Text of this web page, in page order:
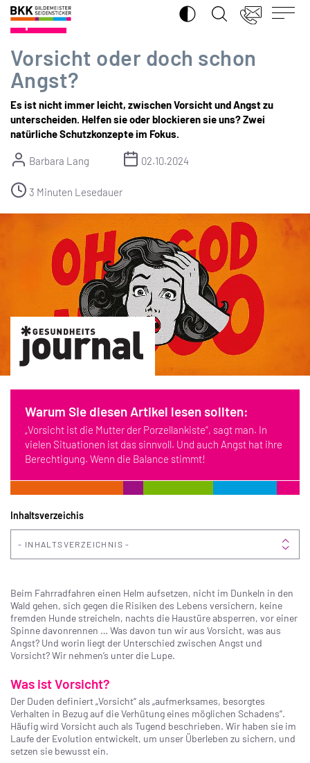
BKK
Gildemeister
SUCHE ÖFFNEN
Spezial
Vorsicht oder doch schon
Angst?
Es ist nicht immer leicht, zwischen Vorsicht und Angst zu
unterscheiden. Helfen sie oder blockieren sie uns? Zwei
natürliche Schutzkonzepte im Fokus.
Barbara Lang 02.10.2024
3 Minuten Lesedauer
Warum Sie diesen Artikel lesen sollten:
„Vorsicht ist die Mutter der Porzellankiste“, sagt man. In
vielen Situationen ist das sinnvoll. Und auch Angst hat ihre
Berechtigung. Wenn die Balance stimmt!
Inhaltsverzeichis
INHALTSVERZEICHNIS
Beim Fahrradfahren einen Helm aufsetzen, nicht im Dunkeln in den
Wald gehen, sich gegen die Risiken des Lebens versichern, keine
fremden Hunde streicheln, nachts die Haustüre absperren, vor einer
Spinne davonrennen … Was davon tun wir aus Vorsicht, was aus
Angst? Und worin liegt der Unterschied zwischen Angst und
Vorsicht? Wir nehmen’s unter die Lupe.
Was ist Vorsicht?
Der Duden definiert „Vorsicht“ als „aufmerksames, besorgtes
Verhalten in Bezug auf die Verhütung eines möglichen Schadens“.
Häufig wird Vorsicht auch als Tugend beschrieben. Wir haben sie im
Laufe der Evolution entwickelt, um unser Überleben zu sichern, und
setzen sie bewusst ein.